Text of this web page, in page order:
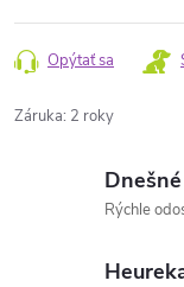
Opýtať sa
Záruka: 2 roky
Rýchle